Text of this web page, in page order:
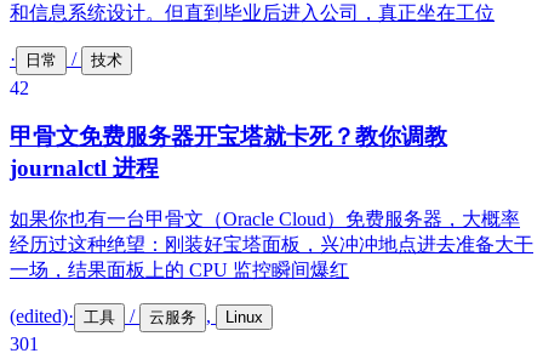
和信息系统设计。但直到毕业后进入公司，真正坐在工位
· 日常 / 技术
42
甲骨文免费服务器开宝塔就卡死？教你调教
journalctl 进程
如果你也有一台甲骨文（Oracle Cloud）免费服务器，大概率
经历过这种绝望：刚装好宝塔面板，兴冲冲地点进去准备大干
一场，结果面板上的 CPU 监控瞬间爆红
(edited)· 工具 / 云服务 , Linux
301